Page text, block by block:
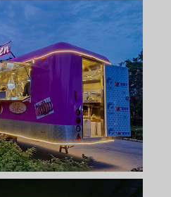
Eesti
Български
Nederlands (België)
हिन्दी
Norsk bokmål
Slovenčina
Svenska